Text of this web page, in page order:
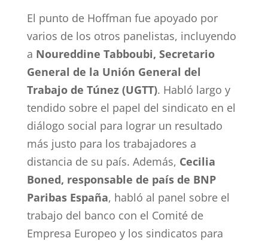
El punto de Hoffman fue apoyado por
varios de los otros panelistas, incluyendo
a Noureddine Tabboubi, Secretario
General de la Unión General del
Trabajo de Túnez (UGTT). Habló largo y
tendido sobre el papel del sindicato en el
diálogo social para lograr un resultado
más justo para los trabajadores a
distancia de su país. Además, Cecilia
Boned, responsable de país de BNP
Paribas España, habló al panel sobre el
trabajo del banco con el Comité de
Empresa Europeo y los sindicatos para